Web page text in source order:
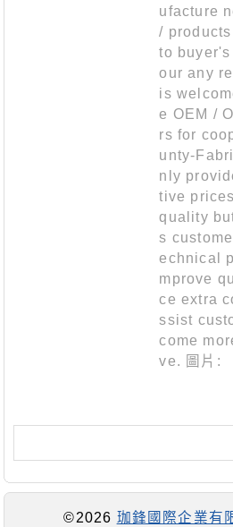
ufacture
/
to
our any
is
e OEM /
rs for
unty-
nly
tive
quality
s
echnical
mprove
ce extra
ssist
come
ve. 圖片:
©2026 珈鋒國際企業有